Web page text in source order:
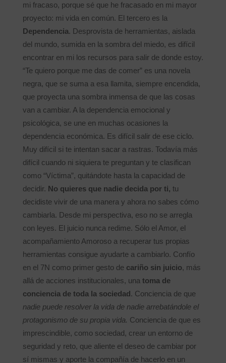
mi fracaso, porque sé que he fracasado en mi mayor
proyecto: mi vida en común. El tercero es la
Dependencia. Desprovista de herramientas, aislada
del mundo, sumida en la sombra del miedo, es difícil
encontrar en mi los recursos para salir de donde estoy.
“Te quiero porque me das de comer” es una novela
negra, que se suma a esa llamita, siempre encendida,
que proyecta una sombra inmensa de que las cosas
van a cambiar. A la dependencia emocional y
psicológica, se une en muchas ocasiones la
dependencia económica. Es difícil salir de ese ciclo.
Muy difícil si te intentan sacar a rastras. Todavía más
difícil cuando ni siquiera te preguntan y te clasifican
como “Víctima”, quitándote hasta la capacidad de
decidir. No quieres que nadie decida por ti, tu
decidiste vivir de una manera y ahora no sabes cómo
cambiarla. Desde mi perspectiva, eso no se arregla
con leyes. El juicio nunca redime. Sólo el Amor, el
acompañamiento Amoroso a recuperar tus propias
herramientas consigue ayudarte a cambiarlo. Confío
en el 7N como primer gesto decariño sin juicio, más
allá de acciones institucionales, una toma de
conciencia de toda la sociedad. Conciencia de que
nadie puede resolver la vida de nadie arrebatándole el
protagonismo de su propia vida. Conciencia de que es
imprescindible, como sociedad, crear un entorno de
seguridad y reto, que aliente el deseo de cambiar por
sí mismas y aporte la compañía de hacerlo en un